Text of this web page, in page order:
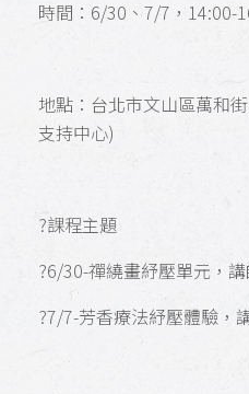
時間：6/30、7/7，14:00-
地點：台北市文山區萬和
支持中心)
?課程主題
?6/30-禪繞畫紓壓單元，
?7/7-芳香療法紓壓體驗，